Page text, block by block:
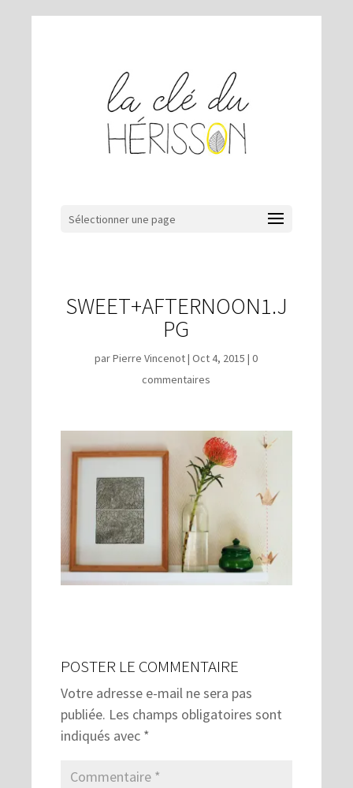
Sélectionner une page
SWEET+AFTERNOON1.J
PG
parPierre Vincenot|Oct 4, 2015 |0
commentaires
POSTER LE COMMENTAIRE
Votre adresse e-mail ne sera pas
publiée. Les champs obligatoires sont
indiqués avec *